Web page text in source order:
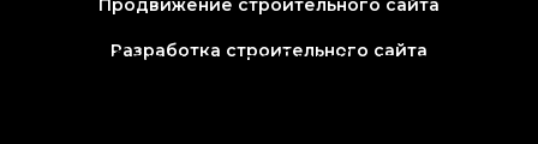
Введите номер телефона и
выберите удобный способ
Продвижение строительного сайта
Разработка строительного сайта